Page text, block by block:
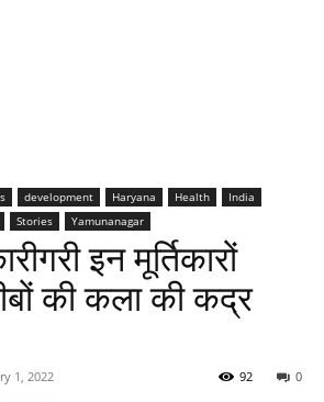
development Haryana Health
India
Stories Yamunanagar
इन मूर्तिकारों
की कला की कद्र
1, 2022 0
92